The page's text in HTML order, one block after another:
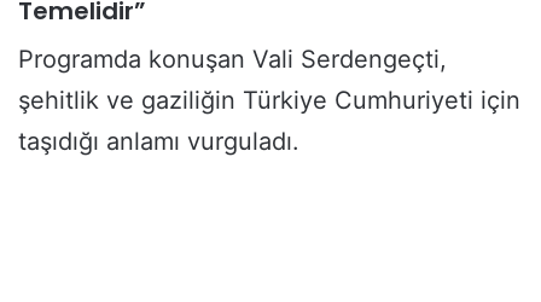
Temelidir”
Programda konuşan Vali Serdengeçti,
şehitlik ve gaziliğin Türkiye Cumhuriyeti için
taşıdığı anlamı vurguladı.